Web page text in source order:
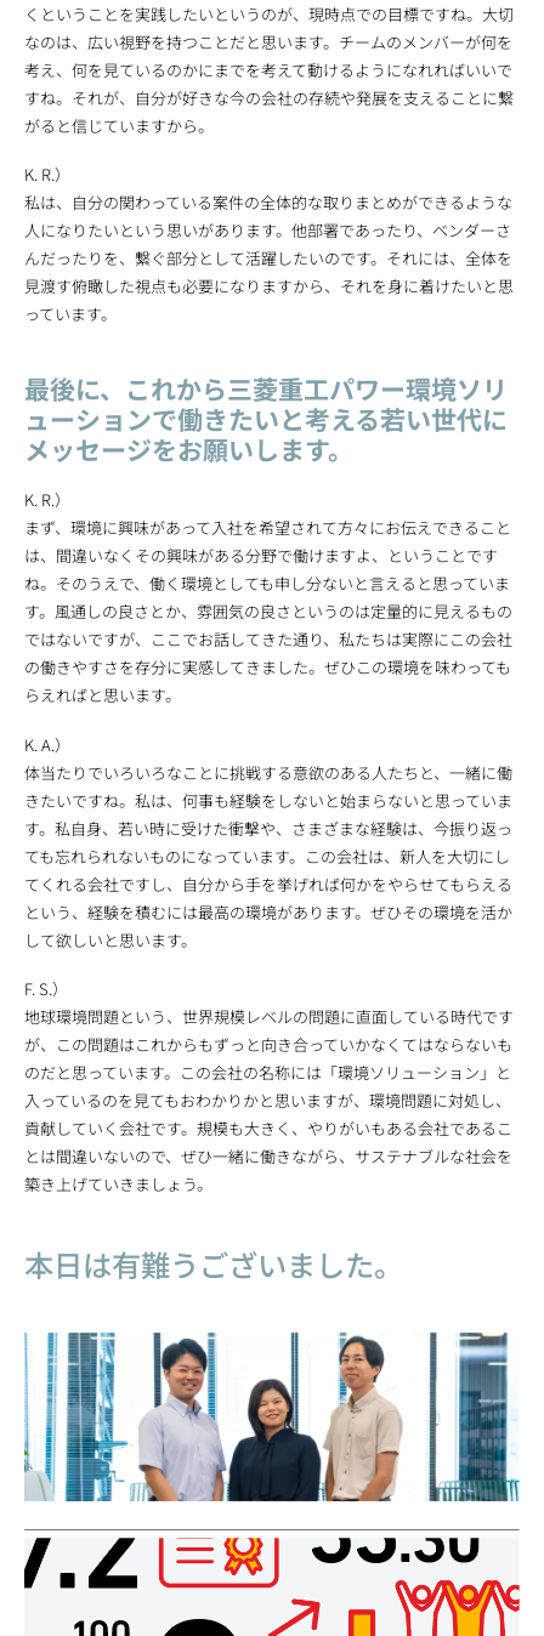
くということを実践したいというのが、現時点での目標ですね。大切
なのは、広い視野を持つことだと思います。チームのメンバーが何を
考え、何を見ているのかにまでを考えて動けるようになれればいいで
すね。それが、自分が好きな今の会社の存続や発展を支えることに繋
がると信じていますから。
K. R.）
私は、自分の関わっている案件の全体的な取りまとめができるような
人になりたいという思いがあります。他部署であったり、ベンダーさ
んだったりを、繋ぐ部分として活躍したいのです。それには、全体を
見渡す俯瞰した視点も必要になりますから、それを身に着けたいと思
っています。
最後に、これから三菱重工パワー環境ソリ
ューションで働きたいと考える若い世代に
メッセージをお願いします。
K. R.）
まず、環境に興味があって入社を希望されて方々にお伝えできること
は、間違いなくその興味がある分野で働けますよ、ということです
ね。そのうえで、働く環境としても申し分ないと言えると思っていま
す。風通しの良さとか、雰囲気の良さというのは定量的に見えるもの
ではないですが、ここでお話してきた通り、私たちは実際にこの会社
の働きやすさを存分に実感してきました。ぜひこの環境を味わっても
らえればと思います。
K. A.）
体当たりでいろいろなことに挑戦する意欲のある人たちと、一緒に働
きたいですね。私は、何事も経験をしないと始まらないと思っていま
す。私自身、若い時に受けた衝撃や、さまざまな経験は、今振り返っ
ても忘れられないものになっています。この会社は、新人を大切にし
てくれる会社ですし、自分から手を挙げれば何かをやらせてもらえる
という、経験を積むには最高の環境があります。ぜひその環境を活か
して欲しいと思います。
F. S.）
地球環境問題という、世界規模レベルの問題に直面している時代です
が、この問題はこれからもずっと向き合っていかなくてはならないも
のだと思っています。この会社の名称には「環境ソリューション」と
入っているのを見てもおわかりかと思いますが、環境問題に対処し、
貢献していく会社です。規模も大きく、やりがいもある会社であるこ
とは間違いないので、ぜひ一緒に働きながら、サステナブルな社会を
築き上げていきましょう。
本日は有難うございました。